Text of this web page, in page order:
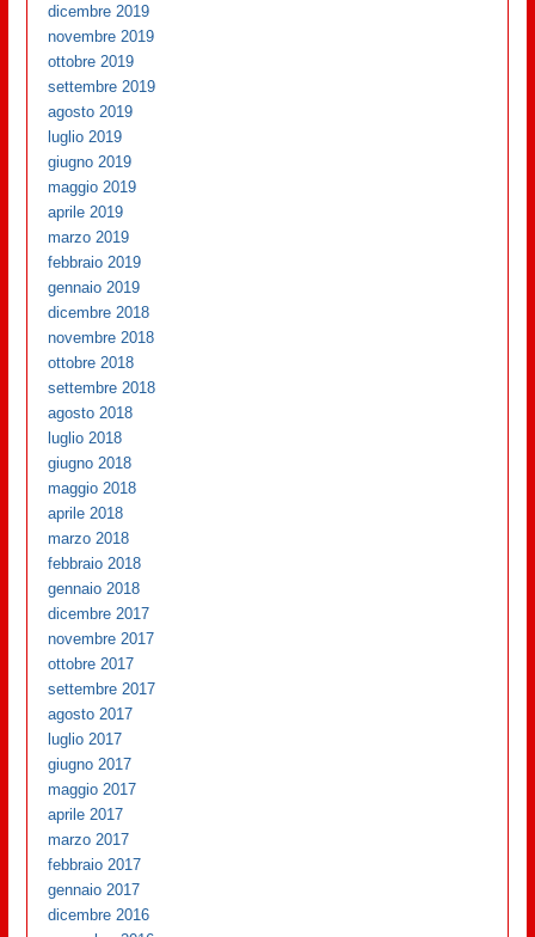
dicembre 2019
novembre 2019
ottobre 2019
settembre 2019
agosto 2019
luglio 2019
giugno 2019
maggio 2019
aprile 2019
marzo 2019
febbraio 2019
gennaio 2019
dicembre 2018
novembre 2018
ottobre 2018
settembre 2018
agosto 2018
luglio 2018
giugno 2018
maggio 2018
aprile 2018
marzo 2018
febbraio 2018
gennaio 2018
dicembre 2017
novembre 2017
ottobre 2017
settembre 2017
agosto 2017
luglio 2017
giugno 2017
maggio 2017
aprile 2017
marzo 2017
febbraio 2017
gennaio 2017
dicembre 2016